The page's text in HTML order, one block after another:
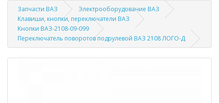
Запчасти ВАЗ
Электрооборудование ВАЗ
Клавиши, кнопки, переключатели ВАЗ
Кнопки ВАЗ-2108-09-099
Переключатель поворотов подрулевой ВАЗ 2108 ЛОГО-Д